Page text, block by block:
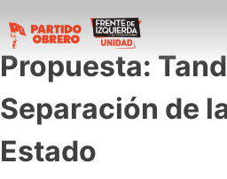
Propuesta:
Separación de
Estado